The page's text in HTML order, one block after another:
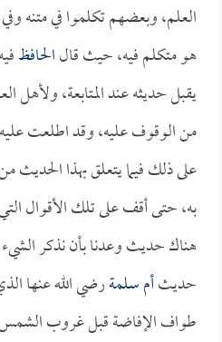
العلم، وبعضهم تكلموا في متنه
هو متكلم فيه، حيث قالالحافظ
يقبل حديثه عند المتابعة، ولأهل
من الوقوف عليه، وقد اطلعت عليه
على ذلك فيما يتعلق بهذا الحديث
به، حتى أقف على تلك الأقوال
هناك حديث وعدنا بأن نذكر
حديثأم سلمةرضي الله عنها
طواف الإفاضة قبل غروب الشمس